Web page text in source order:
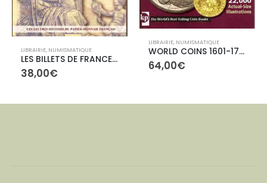
LIBRAIRIE, NUMISMATIQUE
LES BILLETS DE FRANCE 1707-2000
38,00€
LIBRAIRIE, NUMISMATIQUE
WORLD COINS 1601-1700
64,00€